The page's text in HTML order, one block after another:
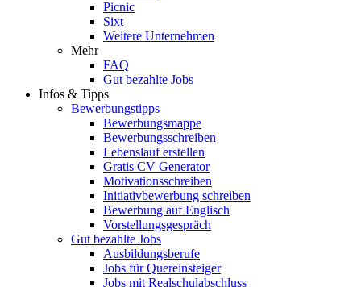
Picnic
Sixt
Weitere Unternehmen
Mehr
FAQ
Gut bezahlte Jobs
Infos & Tipps
Bewerbungstipps
Bewerbungsmappe
Bewerbungsschreiben
Lebenslauf erstellen
Gratis CV Generator
Motivationsschreiben
Initiativbewerbung schreiben
Bewerbung auf Englisch
Vorstellungsgespräch
Gut bezahlte Jobs
Ausbildungsberufe
Jobs für Quereinsteiger
Jobs mit Realschulabschluss